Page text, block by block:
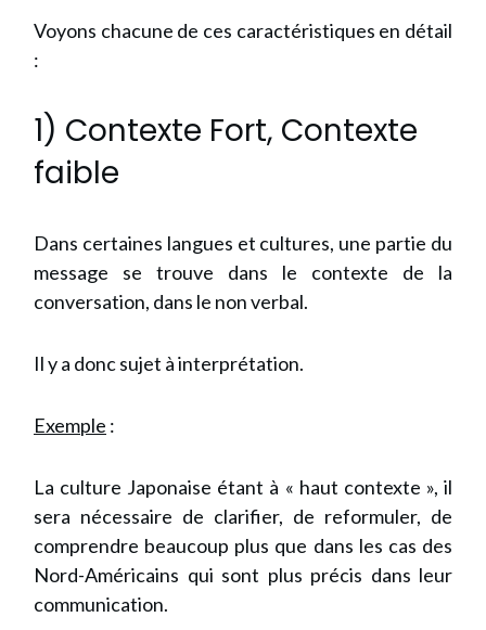
Voyons chacune de ces caractéristiques en détail
:
1) Contexte Fort, Contexte
faible
Dans certaines langues et cultures, une partie du
message se trouve dans le contexte de la
conversation, dans le non verbal.
Il y a donc sujet à interprétation.
Exemple :
La culture Japonaise étant à « haut contexte », il
sera nécessaire de clarifier, de reformuler, de
comprendre beaucoup plus que dans les cas des
Nord-Américains qui sont plus précis dans leur
communication.